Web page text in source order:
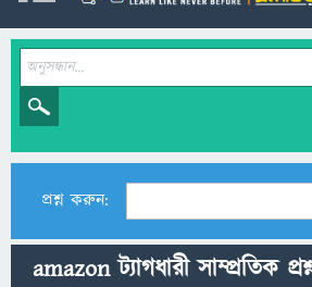
প্রশ্ন করুন:
amazon ট্যাগধারী সাম্প্রতিক